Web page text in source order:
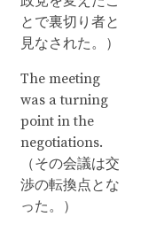
とで裏切り者と
見なされた。）
The meeting
was a turning
point in the
negotiations.
（その会議は交
渉の転換点とな
った。）